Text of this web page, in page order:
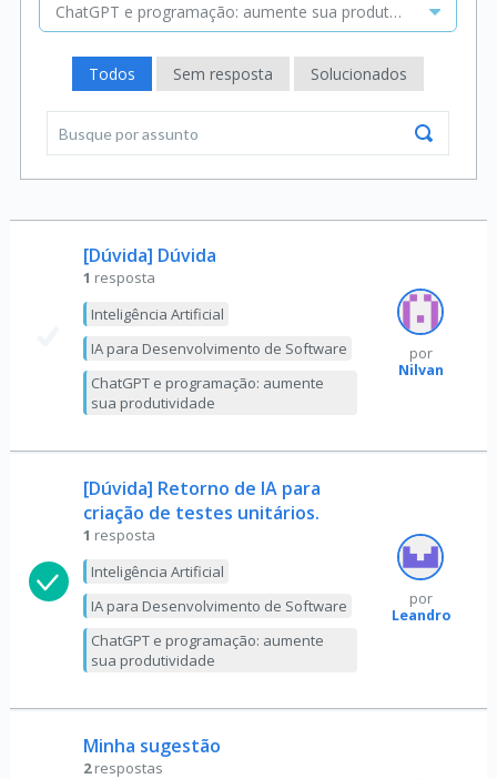
ChatGPT e programação: aumente sua produtividade
Todos Sem resposta Solucionados
[Dúvida] Dúvida
1 resposta
Inteligência Artificial
IA para Desenvolvimento de Software
ChatGPT e programação: aumente
sua produtividade
por
Nilvan
[Dúvida] Retorno de IA para
criação de testes unitários.
1 resposta
Inteligência Artificial
IA para Desenvolvimento de Software
ChatGPT e programação: aumente
sua produtividade
por
Leandro
Minha sugestão
2 respostas